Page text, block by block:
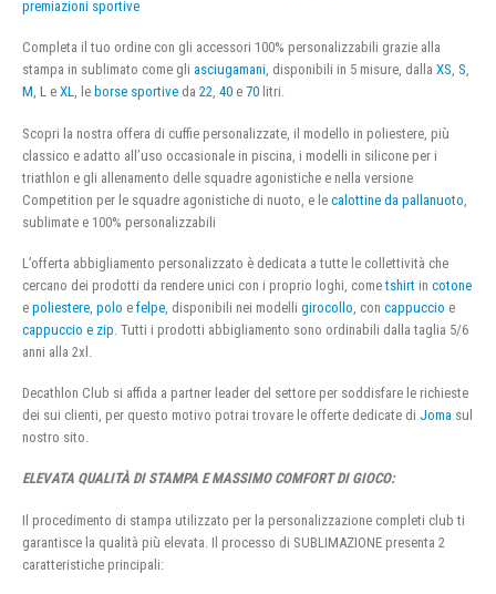
premiazioni sportive
Completa il tuo ordine con gli accessori 100% personalizzabili grazie alla
stampa in sublimato come gli asciugamani, disponibili in 5 misure, dalla XS, S,
M, L e XL, le borse sportive da 22, 40 e 70 litri.
Scopri la nostra offera di cuffie personalizzate, il modello in poliestere, più
classico e adatto all’uso occasionale in piscina, i modelli in silicone per i
triathlon e gli allenamento delle squadre agonistiche e nella versione
Competition per le squadre agonistiche di nuoto, e le calottine da pallanuoto
sublimate e 100% personalizzabili
L’offerta abbigliamento personalizzato è dedicata a tutte le collettività che
cercano dei prodotti da rendere unici con i proprio loghi, cometshirt in cotone
e poliestere polo e felpe , disponibili nei modelli girocollo , con cappuccio e
cappuccio e zip . Tutti i prodotti abbigliamento sono ordinabili dalla taglia 5/6
anni alla 2xl.
Decathlon Club si affida a partner leader del settore per soddisfare le richieste
dei sui clienti, per questo motivo potrai trovare le offerte dedicate di Joma sul
nostro sito.
ELEVATA QUALITÀ DI STAMPA E MASSIMO COMFORT DI GIOCO:
Il procedimento di stampa utilizzato per la personalizzazione completi club ti
garantisce la qualità più elevata. Il processo di SUBLIMAZIONE presenta 2
caratteristiche principali: